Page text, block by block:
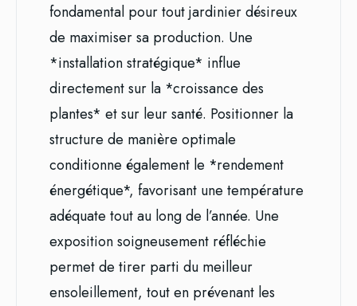
fondamental pour tout jardinier désireux
de maximiser sa production. Une
*installation stratégique* influe
directement sur la *croissance des
plantes* et sur leur santé. Positionner la
structure de manière optimale
conditionne également le *rendement
énergétique*, favorisant une température
adéquate tout au long de l’année. Une
exposition soigneusement réfléchie
permet de tirer parti du meilleur
ensoleillement, tout en prévenant les